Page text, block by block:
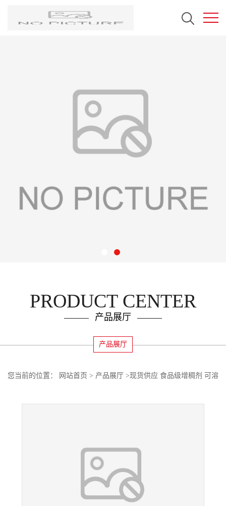
PRODUCT CENTER
产品展厅
产品展厅
您当前的位置： 网站首页 > 产品展厅 >现货供应 食品级增稠剂 可溶